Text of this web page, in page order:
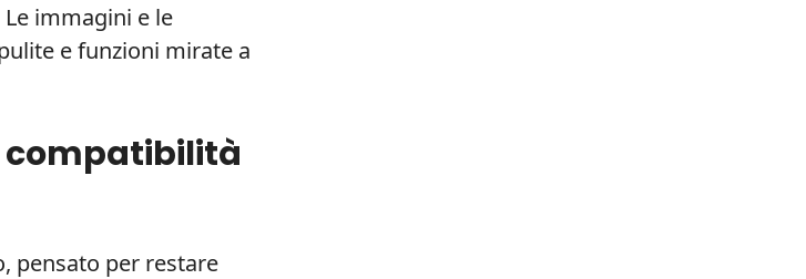
immagini e le
e funzioni mirate a
compatibilità
pensato per restare